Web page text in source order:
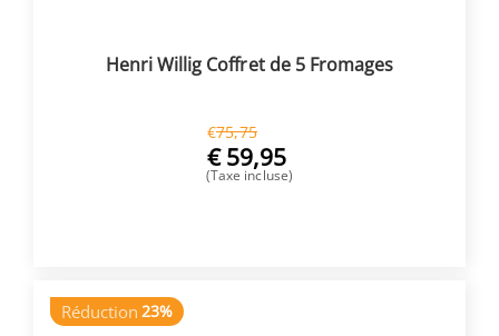
Henri Willig Coffret de 5 Fromages
€75,75
€59,95
(Taxe incluse)
Réduction 23%